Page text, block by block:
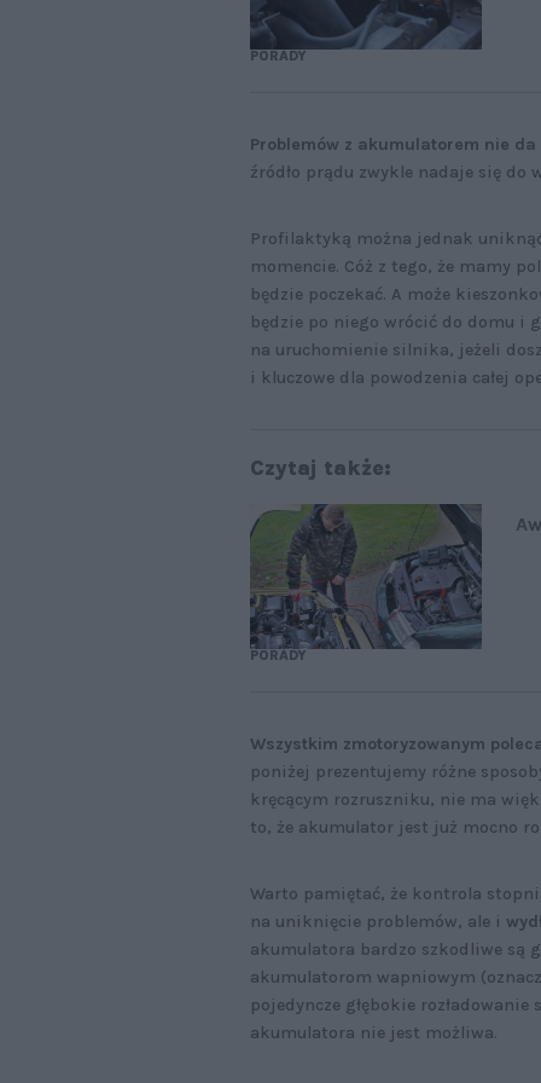
PORADY
Problemów z akumulatorem nie
źródło prądu zwykle nadaje się do
Profilaktyką można jednak
momencie. Cóż z tego, że mamy
będzie poczekać. A może
będzie po niego wrócić do domu i
na uruchomienie silnika, jeżeli
i kluczowe dla powodzenia całej
Czytaj także:
PORADY
Wszystkim zmotoryzowanym
poniżej prezentujemy różne
kręcącym rozruszniku, nie ma
to, że akumulator jest już mocno
Warto pamiętać, że kontrola
na uniknięcie problemów, ale i
akumulatora bardzo szkodliwe są
akumulatorom wapniowym
pojedyncze głębokie
akumulatora nie jest możliwa.